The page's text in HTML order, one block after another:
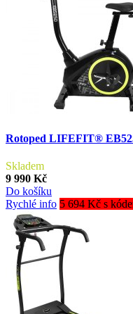
Rotoped LIFEFIT®
Skladem
9 990 Kč
Do košíku
Rychlé info 5 694 Kč s